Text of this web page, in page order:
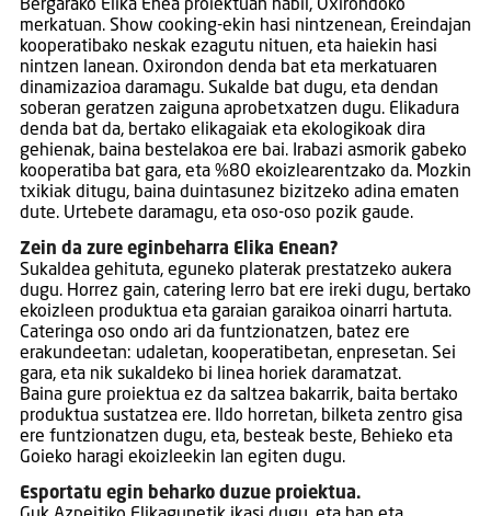
Bergarako Elika Enea proiektuan nabil, Oxirondoko
merkatuan. Show cooking-ekin hasi nintzenean, Ereindajan
kooperatibako neskak ezagutu nituen, eta haiekin hasi
nintzen lanean. Oxirondon denda bat eta merkatuaren
dinamizazioa daramagu. Sukalde bat dugu, eta dendan
soberan geratzen zaiguna aprobetxatzen dugu. Elikadura
denda bat da, bertako elikagaiak eta ekologikoak dira
gehienak, baina bestelakoa ere bai. Irabazi asmorik gabeko
kooperatiba bat gara, eta %80 ekoizlearentzako da. Mozkin
txikiak ditugu, baina duintasunez bizitzeko adina ematen
dute. Urtebete daramagu, eta oso-oso pozik gaude.
Zein da zure eginbeharra Elika Enean?
Sukaldea gehituta, eguneko platerak prestatzeko aukera
dugu. Horrez gain, catering lerro bat ere ireki dugu, bertako
ekoizleen produktua eta garaian garaikoa oinarri hartuta.
Cateringa oso ondo ari da funtzionatzen, batez ere
erakundeetan: udaletan, kooperatibetan, enpresetan. Sei
gara, eta nik sukaldeko bi linea horiek daramatzat.
Baina gure proiektua ez da saltzea bakarrik, baita bertako
produktua sustatzea ere. Ildo horretan, bilketa zentro gisa
ere funtzionatzen dugu, eta, besteak beste, Behieko eta
Goieko haragi ekoizleekin lan egiten dugu.
Esportatu egin beharko duzue proiektua.